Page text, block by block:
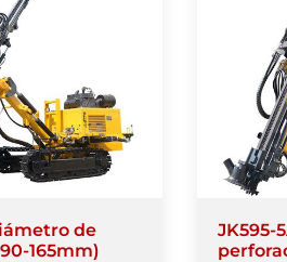
de
165mm)
JK595-